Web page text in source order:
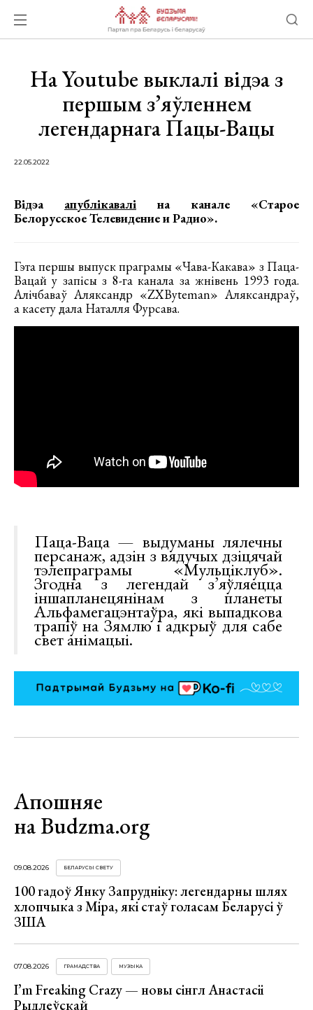
На Youtube выклалі відэа з
першым з’яўленнем
легендарнага Пацы-Вацы
22.05.2022
Відэа апублікавалі на канале «Старое
Белорусское Телевидение и Радио».
Гэта першы выпуск праграмы «Чава-Какава» з Паца-
Вацай у запісы з 8-га канала за жнівень 1993 года.
Алічбаваў Аляксандр «ZXByteman» Аляксандраў,
а касету дала Наталля Фурсава.
Паца-Ваца — выдуманы лялечны
персанаж, адзін з вядучых дзіцячай
тэлепраграмы «Мульціклуб».
Згодна з легендай з’яўляецца
іншапланецянінам з планеты
Альфамегацэнтаўра, які выпадкова
трапіў на Зямлю і адкрыў для сабе
свет анімацыі.
Апошняе
на Budzma.org
09.08.2026 БЕЛАРУСЫ СВЕТУ
100 гадоў Янку Запрудніку: легендарны шлях
хлопчыка з Міра, які стаў голасам Беларусі ў
ЗША
07.08.2026 ГРАМАДСТВА МУЗЫКА
I’m Freaking Crazy — новы сінгл Анастасіі
Рыдлеўскай